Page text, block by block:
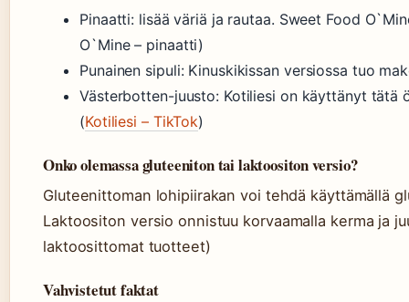
Pinaatti: lisää väriä ja rautaa. Sweet Food
O`Mine – pinaatti)
Punainen sipuli: Kinuskikissan versiossa tuo
Västerbotten-juusto: Kotiliesi on käyttänyt tätä
(Kotiliesi – TikTok)
Onko olemassa gluteeniton tai laktoositon versio?
Gluteenittoman lohipiirakan voi tehdä käyttämällä
Laktoositon versio onnistuu korvaamalla kerma ja
laktoosittomat tuotteet)
Vahvistetut faktat